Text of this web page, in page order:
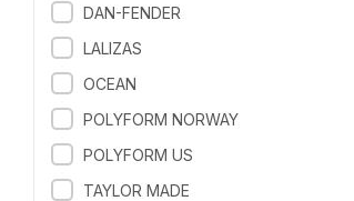
Irgat Ekipmanı
Zincir
Usturmaça Aksesuarları
Usturmaça Kılıfı
Deniz Demiri (Fırtına Çıpası)
Rıhtım Ekipmanı
DAN-FENDER
LALIZAS
OCEAN
POLYFORM NORWAY
POLYFORM US
TAYLOR MADE